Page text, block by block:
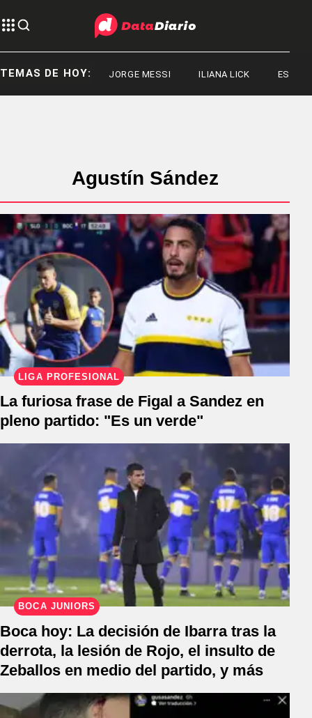
TEMAS DE HOY: JORGE MESSI ILIANA LICK
Agustín Sández
LIGA PROFESIONAL
La furiosa frase de Figal a Sandez en
pleno partido: "Es un verde"
BOCA JUNIORS
Boca hoy: La decisión de Ibarra tras la
derrota, la lesión de Rojo, el insulto de
Zeballos en medio del partido, y más